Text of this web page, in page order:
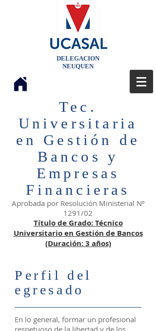
DELEGACION
NEUQUEN
Tec.
Universitaria
en Gestión de
Bancos y
Empresas
Financieras
Aprobada por Resolución Ministerial Nº
1291/02
Título de Grado:Técnico
Universitario en Gestión de Bancos
(Duración: 3 años)
Perfil del
egresado
En lo general, formar un profesional
respetuoso de la libertad y de los